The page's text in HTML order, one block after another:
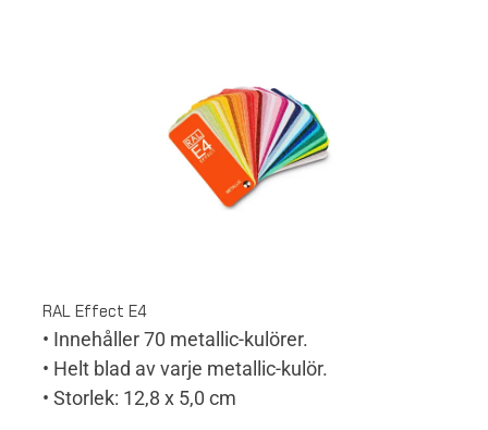
RAL Effect E4
• Innehåller 70 metallic-kulörer.
• Helt blad av varje metallic-kulör.
• Storlek: 12,8 x 5,0 cm